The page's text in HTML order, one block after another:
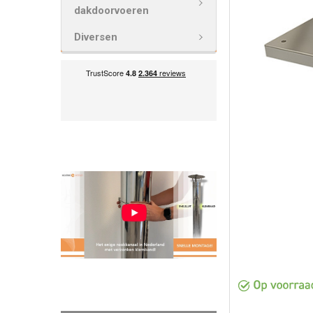
dakdoorvoeren
Diversen
TOE AAN